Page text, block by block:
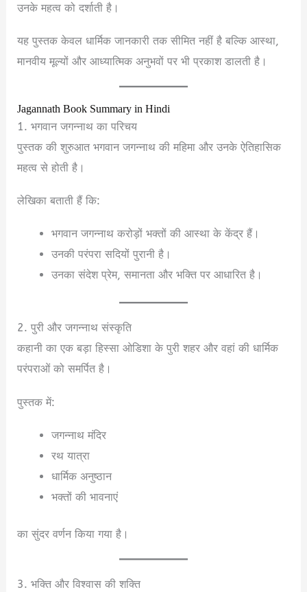
उनके महत्व को दर्शाती है।
यह पुस्तक केवल धार्मिक जानकारी तक सीमित नहीं है बल्कि आस्था,
मानवीय मूल्यों और आध्यात्मिक अनुभवों पर भी प्रकाश डालती है।
Jagannath Book Summary in Hindi
1. भगवान जगन्नाथ का परिचय
पुस्तक की शुरुआत भगवान जगन्नाथ की महिमा और उनके ऐतिहासिक
महत्व से होती है।
लेखिका बताती हैं कि:
भगवान जगन्नाथ करोड़ों भक्तों की आस्था के केंद्र हैं।
उनकी परंपरा सदियों पुरानी है।
उनका संदेश प्रेम, समानता और भक्ति पर आधारित है।
2. पुरी और जगन्नाथ संस्कृति
कहानी का एक बड़ा हिस्सा ओडिशा के पुरी शहर और वहां की धार्मिक
परंपराओं को समर्पित है।
पुस्तक में:
जगन्नाथ मंदिर
रथ यात्रा
धार्मिक अनुष्ठान
भक्तों की भावनाएं
का सुंदर वर्णन किया गया है।
3. भक्ति और विश्वास की शक्ति